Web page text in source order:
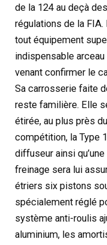
de la 124 au deçà
régulations de la FIA.
tout équipement
indispensable
venant confirmer le
Sa carrosserie faite
reste familière. Elle
étirée, au plus près
compétition, la Type
diffuseur ainsi
freinage sera lui
étriers six pistons
spécialement réglé
système anti-roulis
aluminium, les